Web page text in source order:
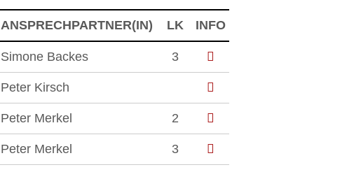
ANSPRECHPARTNER(IN) LK INFO
Simone Backes 3
Peter Kirsch
Peter Merkel 2
Peter Merkel 3